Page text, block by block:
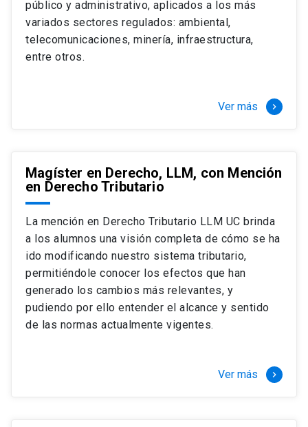
Si optas por la modalidad Full Time:
El LLM UC Full Time es una versión del programa
destinado principalmente a extranjeros, que permite
necesidades y expectativas profesionales, eligiendo
completamente al programa o compatibilizarás un
estudio intenso y exigente, con una muy baja carga
laboral, de marzo a noviembre, para dedicarte
completamente a la actividad de graduación de
diciembre a marzo.
2 cursos mínimos (10 créditos) Primer
semestre
+ 5 cursos a elección (50 créditos) Primer
semestre
+ 4 cursos a elección (40 créditos)
tres meses a tiempo completo (20
Juan Ignacio Piña Rochefort
Director Magíster en Derecho, LLM UC
público y administrativo, aplicados a los más
variados sectores regulados: ambiental,
telecomunicaciones, minería, infraestructura,
entre otros.
Ver más keyboard_arrow_right
Magíster en Derecho, LLM, con Mención
en Derecho Tributario
La mención en Derecho Tributario LLM UC brinda
a los alumnos una visión completa de cómo se ha
ido modificando nuestro sistema tributario,
permitiéndole conocer los efectos que han
generado los cambios más relevantes, y
pudiendo por ello entender el alcance y sentido
de las normas actualmente vigentes.
Ver más keyboard_arrow_right